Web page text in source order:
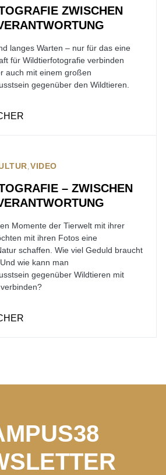
ZWISCHEN
langes Warten – nur für das eine
für Wildtierfotografie verbinden
auch mit einem großen
gegenüber den Wildtieren.
VIDEO
– ZWISCHEN
Momente der Tierwelt mit ihrer
mit ihren Fotos eine
schaffen. Wie viel Geduld braucht
wie kann man
gegenüber Wildtieren mit